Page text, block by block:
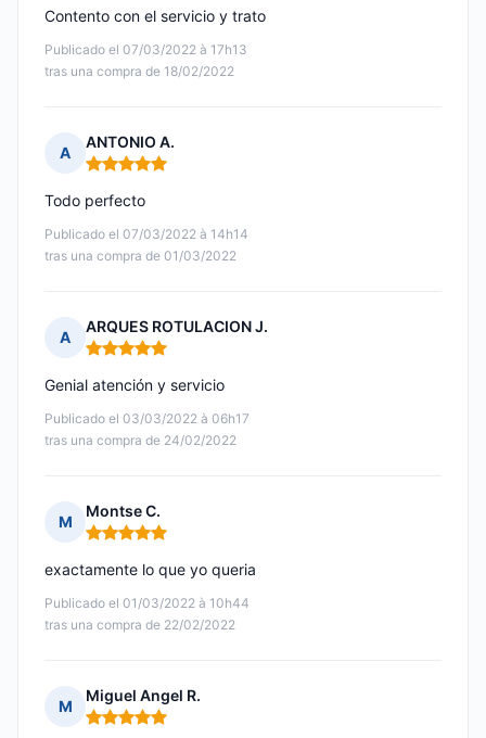
Publicado el 07/03/2022 à 17h13
tras una compra de 18/02/2022
Contento con el servicio y trato
A
ANTONIO A.
Nota: 5 de 5
Publicado el 07/03/2022 à 14h14
tras una compra de 01/03/2022
Todo perfecto
A
ARQUES ROTULACION J.
Nota: 5 de 5
Publicado el 03/03/2022 à 06h17
tras una compra de 24/02/2022
Genial atención y servicio
M
Montse C.
Nota: 5 de 5
Publicado el 01/03/2022 à 10h44
tras una compra de 22/02/2022
exactamente lo que yo queria
M
Miguel Angel R.
Nota: 5 de 5